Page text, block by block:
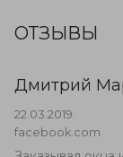
ОТЗЫВЫ
Дмитрий
22.03.2019.
facebook.com